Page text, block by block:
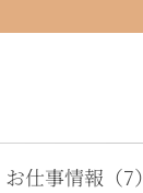
お仕事情報（7）